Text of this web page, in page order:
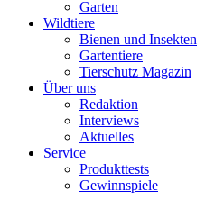
Garten
Wildtiere
Bienen und Insekten
Gartentiere
Tierschutz Magazin
Über uns
Redaktion
Interviews
Aktuelles
Service
Produkttests
Gewinnspiele